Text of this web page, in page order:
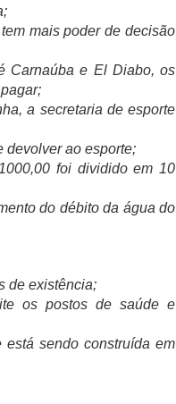
mais poder de decisão
Carnaúba e El Diabo, os
a secretaria de esporte
devolver ao esporte;
foi dividido em 10
do débito da água do
de existência;
os postos de saúde e
sendo construída em